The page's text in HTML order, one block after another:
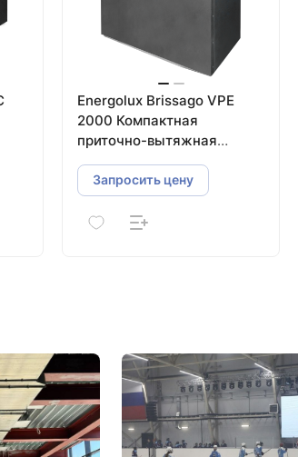
Energolux Brissago VPE
2000 Компактная
приточно-вытяжная
установка с пластинчатым
рекуператором
Запросить цену